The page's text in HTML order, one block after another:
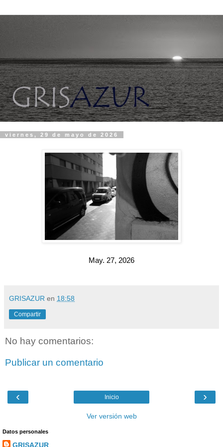
viernes, 29 de mayo de 2026
May. 27, 2026
GRISAZUR en 18:58
Compartir
No hay comentarios:
Publicar un comentario
‹ ›
Inicio
Ver versión web
Datos personales
GRISAZUR